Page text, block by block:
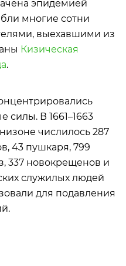
эпидемией
многие сотни
выехавшими из
Кизическая
.
силы. В 1661–1663
числилось 287
43 пушкаря, 799
337 новокрещенов и
служилых людей
для подавления